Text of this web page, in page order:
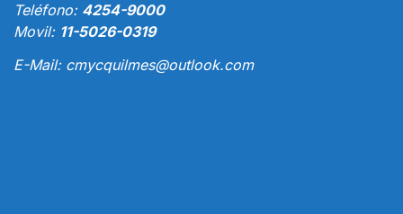
Teléfono: 4254-9000
Movil: 11-5026-0319
E-Mail: cmycquilmes@outlook.com